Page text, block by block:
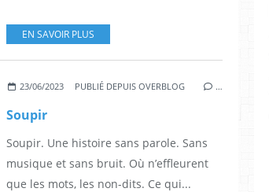
EN SAVOIR PLUS
23/06/2023 PUBLIÉ DEPUIS OVERBLOG …
Soupir
Soupir. Une histoire sans parole. Sans
musique et sans bruit. Où n’effleurent
que les mots, les non-dits. Ce qui...